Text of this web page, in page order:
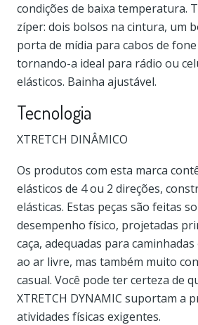
condições de baixa temperatura.
zíper: dois bolsos na cintura, um
porta de mídia para cabos de
tornando-a ideal para rádio ou
elásticos. Bainha ajustável.
Tecnologia
XTRETCH DINÂMICO
Os produtos com esta marca
elásticos de 4 ou 2 direções,
elásticas. Estas peças são feitas
desempenho físico, projetadas
caça, adequadas para
ao ar livre, mas também muito
casual. Você pode ter certeza de
XTRETCH DYNAMIC suportam a
atividades físicas exigentes.